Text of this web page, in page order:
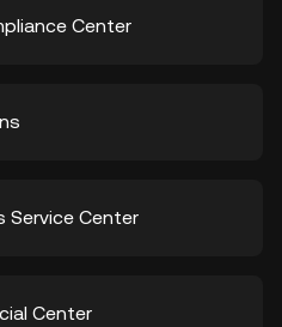
Center
Service Center
Center